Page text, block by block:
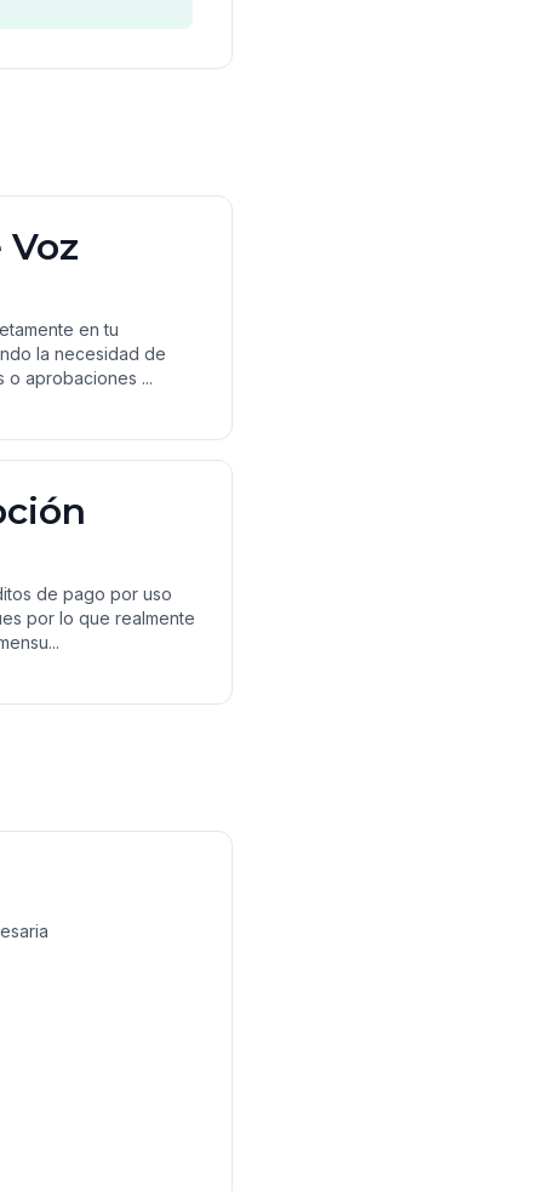
en tu
la necesidad de
o aprobaciones ...
de pago por uso
por lo que realmente